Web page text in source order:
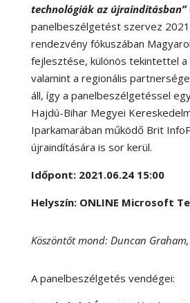
technológiák az újraindításban”
panelbeszélgetést szervez
rendezvény fókuszában
fejlesztése, különös tekintettel
valamint a regionális
áll, így a panelbeszélgetéssel
Hajdú-Bihar Megyei
Iparkamarában működő Brit
újraindítására is sor kerül.
Időpont: 2021.06.24 15:00
Helyszín: ONLINE Microsoft
Köszöntőt mond: Duncan Graham,
A panelbeszélgetés vendégei: